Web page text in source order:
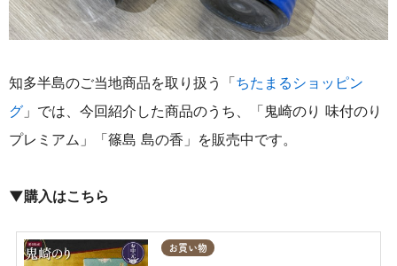
知多半島のご当地商品を取り扱う「ちたまるショッピン
グ 」では、今回紹介した商品のうち、「鬼崎のり 味付のり
プレミアム」「篠島 島の香」を販売中です。
▼購入はこちら
お買い物